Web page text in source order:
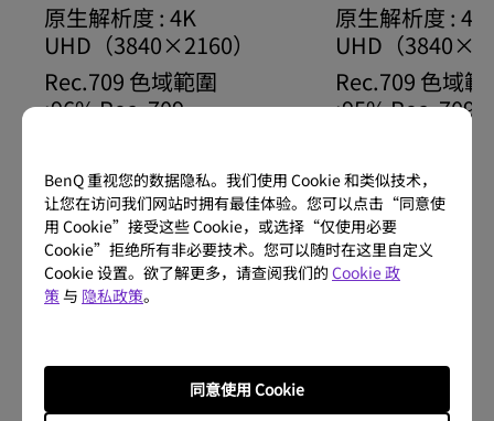
BenQ 重视您的数据隐私。我们使用 Cookie 和类似技术，
让您在访问我们网站时拥有最佳体验。您可以点击“同意使
用 Cookie”接受这些 Cookie，或选择“仅使用必要
Cookie”拒绝所有非必要技术。您可以随时在这里自定义
Cookie 设置。欲了解更多，请查阅我们的 Cookie 政
策与 隐私政策。
同意使用 Cookie
原生解析度 : 4K
UHD（3840×2160）
Rec.709 色域範圍
:96% Rec. 709
梯形修正 : 2D，（自动）垂直 ± 30
度；水平 ± 30 度 Keystone
喇叭 : (x1), 5W 隐藏式 Speaker
HDMI 輸入 : (x2), HDMI-
1（2.0b/HDCP2.2）, HDMI-
2（2.0b/HDCP2.2）
HDMI 音訊回傳通道 : Yes, eARC,
-
原生解析度 : 4K
UHD（
Rec.709 色域範
:95% Rec. 709
梯形修正 : 3D，垂直 ± 30
± 30 度；旋转 ± 30 度
喇叭 : (x1), 5W Speaker
HDMI 輸入 : HDMI-
1（2.0b/HDCP2.2）,
2（2.0b/HDCP2.2）